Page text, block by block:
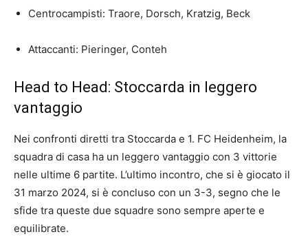
Centrocampisti: Traore, Dorsch, Kratzig, Beck
Attaccanti: Pieringer, Conteh
Head to Head: Stoccarda in leggero
vantaggio
Nei confronti diretti tra Stoccarda e 1. FC Heidenheim, la
squadra di casa ha un leggero vantaggio con 3 vittorie
nelle ultime 6 partite. L’ultimo incontro, che si è giocato il
31 marzo 2024, si è concluso con un 3-3, segno che le
sfide tra queste due squadre sono sempre aperte e
equilibrate.